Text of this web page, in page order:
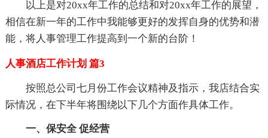
以上是对20xx年工作的总结和对20xx年工作的展望，
相信在新一年的工作中我能够更好的发挥自身的优势和潜
能，将人事管理工作提高到一个新的台阶！
人事酒店工作计划 篇3
按照总公司七月份工作会议精神及指示，我店结合实
际情况，在下半年将围绕以下几个方面作具体工作。
一、保安全 促经营